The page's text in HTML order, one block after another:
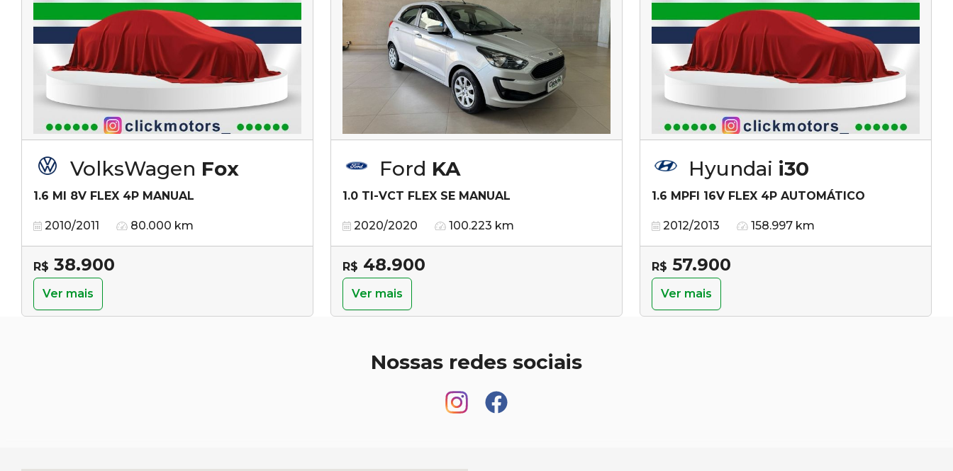
VolksWagen Fox
1.6 MI 8V FLEX 4P MANUAL
2010/2011 80.000 km
R$ 38.900
Ver mais
Ford KA
1.0 TI-VCT FLEX SE MANUAL
2020/2020 100.223 km
R$ 48.900
Ver mais
Hyundai i30
1.6 MPFI 16V FLEX 4P AUTOMÁTICO
2012/2013 158.997 km
R$ 57.900
Ver mais
Nossas redes sociais